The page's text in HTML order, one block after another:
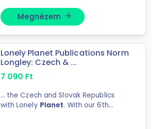
Megnézem arrow_forward
Lonely Planet Publications Norm
Longley: Czech & ...
7 090 Ft
... the Czech and Slovak Republics
with Lonely Planet. With our 6th